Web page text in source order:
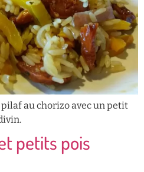
au chorizo avec un petit
petits pois